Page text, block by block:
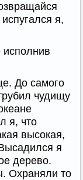
я,
исполнив
До самого
чудищу
я, что
высокая,
я
дерево.
Охраняли то